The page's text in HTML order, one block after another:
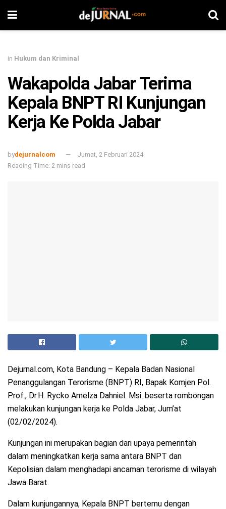
in Hukum dan Kriminal
Wakapolda Jabar Terima
Kepala BNPT RI Kunjungan
Kerja Ke Polda Jabar
bydejurnalcom
Jumat, 2 Februari 2024
Reading Time: 2 mins read
Dejurnal.com, Kota Bandung – Kepala Badan Nasional
Penanggulangan Terorisme (BNPT) RI, Bapak Komjen Pol.
Prof., Dr.H. Rycko Amelza Dahniel. Msi. beserta rombongan
melakukan kunjungan kerja ke Polda Jabar, Jum’at
(02/02/2024).
Kunjungan ini merupakan bagian dari upaya pemerintah
dalam meningkatkan kerja sama antara BNPT dan
Kepolisian dalam menghadapi ancaman terorisme di wilayah
Jawa Barat.
Dalam kunjungannya, Kepala BNPT bertemu dengan